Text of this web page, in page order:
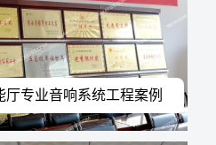
专业音响系统工程案例